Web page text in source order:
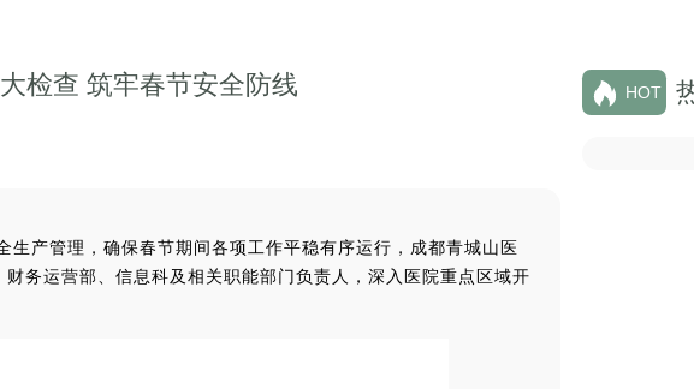
检查 筑牢春节安全防线
产管理，确保春节期间各项工作平稳有序运行，成都青城山医
务运营部、信息科及相关职能部门负责人，深入医院重点区域开
HOT